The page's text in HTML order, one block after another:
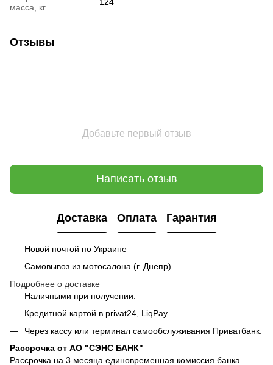
масса, кг
Отзывы
Добавьте первый отзыв
Написать отзыв
Доставка Оплата Гарантия
Новой почтой по Украине
Самовывоз из мотосалона (г. Днепр)
Подробнее о доставке
Наличными при получении.
Кредитной картой в privat24, LiqPay.
Через кассу или терминал самообслуживания Приватбанк.
Рассрочка от АО "СЭНС БАНК"
Рассрочка на 3 месяца единовременная комиссия банка –